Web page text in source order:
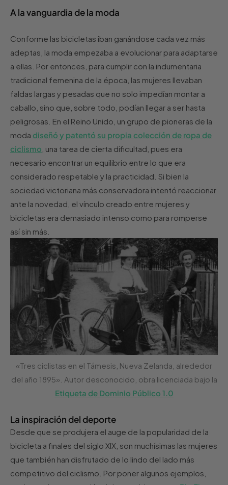
A la vanguardia de la moda
Conforme las bicicletas iban ganándose cada vez más
adeptas, la moda empezaba a evolucionar para adaptarse
a ellas. Por entonces, para cumplir con la indumentaria
tradicional femenina de la época, las mujeres llevaban
faldas largas y pesadas que no solo impedían montar a
caballo, sino que, sobre todo, podían llegar a ser hasta
peligrosas. En el Reino Unido, un grupo de pioneras de la
moda diseñó y patentó su propia colección de ropa de
ciclismo , una tarea de cierta dificultad, pues era
necesario encontrar un equilibrio entre lo que era
considerado respetable y la practicidad. Si bien la
sociedad victoriana más conservadora intentó reaccionar
ante la novedad, el vínculo creado entre mujeres y
bicicletas era demasiado intenso como para romperse
así sin más.
«Tres ciclistas en el Támesis, Nueva Zelanda, alrededor
del año 1895». Autor desconocido, obra licenciada bajo la
Etiqueta de Dominio Público 1.0
La inspiración del deporte
Desde que se produjera el auge de la popularidad de la
bicicleta a finales del siglo XIX, son muchísimas las mujeres
que también han disfrutado de lo lindo del lado más
competitivo del ciclismo. Por poner algunos ejemplos,